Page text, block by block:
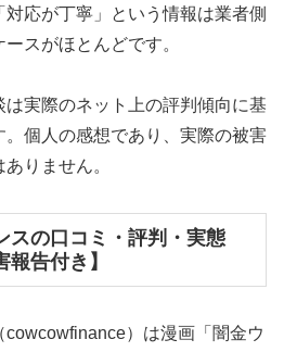
応が丁寧」という情報は業者側
スがほとんどです。
実際のネット上の評判傾向に基
個人の感想であり、実際の被害
りません。
スの口コミ・評判・実態
報告付き】
cowcowfinance）は漫画「闇金ウ